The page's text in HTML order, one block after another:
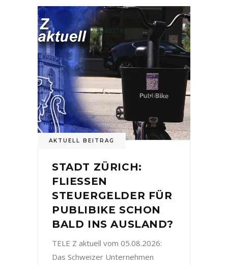
AKTUELL BEITRAG
STADT ZÜRICH:
FLIESSEN
STEUERGELDER FÜR
PUBLIBIKE SCHON
BALD INS AUSLAND?
TELE Z aktuell vom 05.08.2026:
Das Schweizer Unternehmen